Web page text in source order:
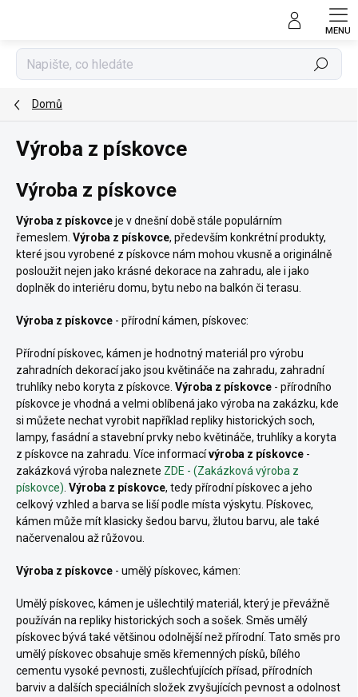
Hledat
Domů
Výroba z pískovce
Výroba z pískovce
Výroba z pískovceje v dnešní době stále populárním
řemeslem. Výroba z pískovce, především konkrétní produkty,
které jsou vyrobené z pískovce nám mohou vkusně a originálně
posloužit nejen jako krásné dekorace na zahradu, ale i jako
doplněk do interiéru domu, bytu nebo na balkón či terasu.
Výroba z pískovce - přírodní kámen, pískovec:
Přírodní pískovec, kámen je hodnotný materiál pro výrobu
zahradních dekorací jako jsou květináče na zahradu, zahradní
truhlíky nebo koryta z pískovce. Výroba z pískovce - přírodního
pískovce je vhodná a velmi oblíbená jako výroba na zakázku, kde
si můžete nechat vyrobit například repliky historických soch,
lampy, fasádní a stavební prvky nebo květináče, truhlíky a koryta
z pískovce na zahradu. Více informacívýroba z pískovce -
zakázková výroba naleznete ZDE - (Zakázková výroba z
pískovce) Výroba z pískovce, tedy přírodní pískovec a jeho
celkový vzhled a barva se liší podle místa výskytu. Pískovec,
kámen může mít klasicky šedou barvu, žlutou barvu, ale také
načervenalou až růžovou.
Výroba z pískovce - umělý pískovec, kámen:
Umělý pískovec, kámen je ušlechtilý materiál, který je převážně
používán na repliky historických soch a sošek. Směs umělý
pískovec bývá také většinou odolnější než přírodní. Tato směs pro
umělý pískovec obsahuje směs křemenných písků, bílého
cementu vysoké pevnosti, zušlechťujících přísad, přírodních
barviv a dalších speciálních složek zvyšujících pevnost a odolnost